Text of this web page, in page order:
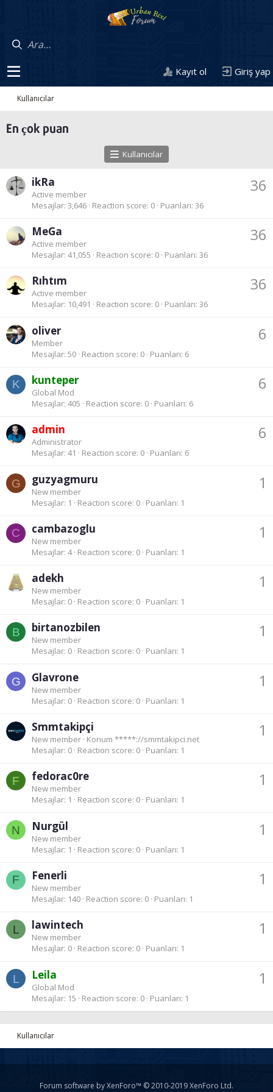
Kayıt ol Giriş yap
Kullanıcılar
En çok puan
Kullanıcılar
36
ikRa
Active member
Mesajlar 3,646 Reaction score 0 Puanları 36
36
MeGa
Active member
Mesajlar 41,055 Reaction score 0 Puanları 36
36
Rıhtım
Active member
Mesajlar 10,491 Reaction score 0 Puanları 36
6
oliver
Member
Mesajlar 50 Reaction score 0 Puanları 6
K 6
kunteper
Global Mod
Mesajlar 405 Reaction score 0 Puanları 6
6
admin
Administrator
Mesajlar 41 Reaction score 0 Puanları 6
G 1
guzyagmuru
New member
Mesajlar 1 Reaction score 0 Puanları 1
C 1
cambazoglu
New member
Mesajlar 4 Reaction score 0 Puanları 1
1
adekh
New member
Mesajlar 0 Reaction score 0 Puanları 1
B 1
birtanozbilen
New member
Mesajlar 0 Reaction score 0 Puanları 1
G 1
Glavrone
New member
Mesajlar 0 Reaction score 0 Puanları 1
1
Smmtakipçi
New member · Konum *****://smmtakipci.net
Mesajlar 0 Reaction score 0 Puanları 1
F 1
fedorac0re
New member
Mesajlar 1 Reaction score 0 Puanları 1
N 1
Nurgül
New member
Mesajlar 1 Reaction score 0 Puanları 1
F 1
Fenerli
New member
Mesajlar 140 Reaction score 0 Puanları 1
L 1
lawintech
New member
Mesajlar 0 Reaction score 0 Puanları 1
L 1
Leila
Global Mod
Mesajlar 15 Reaction score 0 Puanları 1
Kullanıcılar
Forum software by XenForo™ © 2010-2019 XenForo Ltd.